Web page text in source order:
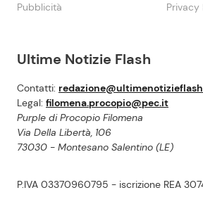
Ultime Notizie Flash
Contatti:
Legal: filomena.procopio@pec.it
Purple di Procopio Filomena
Via Della Libertà, 106
73030 - Montesano Salentino (LE)
P.IVA 03370960795 - iscrizione REA
Pubblicità Privacy